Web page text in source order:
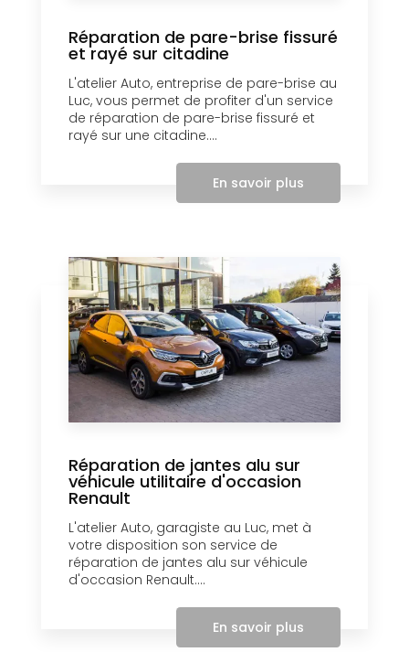
Réparation de pare-brise fissuré
et rayé sur citadine
L'atelier Auto, entreprise de pare-brise au
Luc, vous permet de profiter d'un service
de réparation de pare-brise fissuré et
rayé sur une citadine....
En savoir plus
Réparation de jantes alu sur
véhicule utilitaire d'occasion
Renault
L'atelier Auto, garagiste au Luc, met à
votre disposition son service de
réparation de jantes alu sur véhicule
d'occasion Renault....
En savoir plus